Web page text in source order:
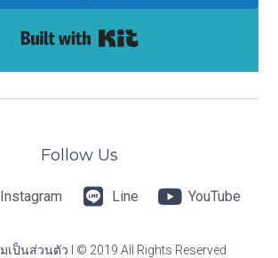
Follow Us
Instagram Line YouTube
ป็นส่วนตัว I © 2019 All Rights Reserved